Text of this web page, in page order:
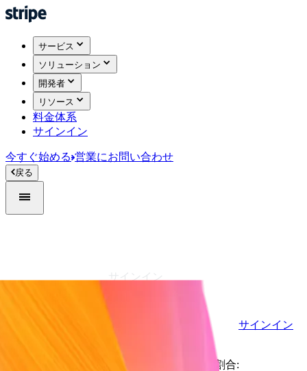
サービス
ソリューション
開発者
リソース
料金体系
サインイン
今すぐ始める 営業にお問い合わせ
戻る
サインイン
サインイン
営業にお問い合わせ
Stripe 上の決済額が全世界の GDP に占める割合: